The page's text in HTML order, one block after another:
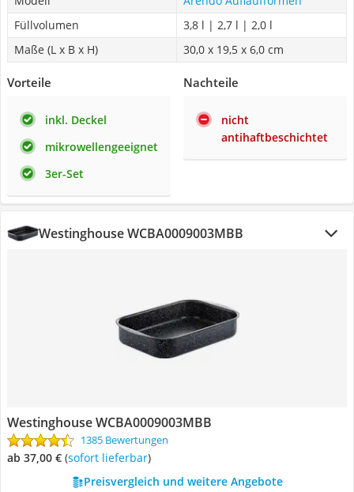
Füllvolumen
3,8 l | 2,7 l | 2,0 l
Maße (L x B x H)
30,0 x 19,5 x 6,0 cm
Vorteile
inkl. Deckel
mikrowellengeeignet
3er-Set
Nachteile
nicht
antihaftbeschichtet
Westinghouse WCBA0009003MBB
Westinghouse WCBA0009003MBB
1385 Bewertungen
ab 37,00 € ( Sofort lieferbar)
Preisvergleich und weitere Angebote